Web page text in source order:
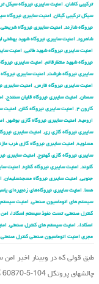
ترکیبی کاشان, امنیت سایبری نیروگاه سیکل
سیکل ترکیبی گیلان, امنیت سایبری نیروگاه
نیروگاه شازند, امنیت سایبری نیروگاه شریعتی,
شاهرود, امنیت سایبری نیروگاه شهید بهشتی
امنیت سایبری نیروگاه شهید طالبی, امنیت
نیروگاه شهید منتظرقائم, امنیت سایبری
سایبری نیروگاه طرشت, امنیت سایبری
امنیت سایبری نیروگاه فارس, امنیت سایبری
سمنان, امنیت سایبری نیروگاه قلیان سنندج,
کارون ۴
, امنیت سایبری نیروگاه کلان, امنیت
ارومیه, امنیت سایبری نیروگاه گازی بوشهر ,
سایبری نیروگاه گازی ری, امنیت سایبری
عسلویه, امنیت سایبری نیروگاه گازی غرب
سایبری نیروگاه گازی کهنوج, امنیت سایبری
گتوند, امنیت سایبری نیروگاه گناوه, امنیت
جنوبی, امنیت سایبری نیروگاه مسجدسلیمان,
هسا, امنیت سایبری نیروگاه‌های زنجیره‌ای
سیستم های اتوماسیون صنعتی, امنیت
کنترل صنعتی، تست نفوذ سیستم اسکادا،
اسکادا،, امنیت سیستم های کنترل صنعتی,
مجری امنیت اتوماسیون صنعتی کنترل صنعتی,
طبق قولی که در وبینار اخیر
چالشهای پروتکل IEC 60870-5-104 داده بودم و با توجه به پیگیری برخی بزرگواران، فایل